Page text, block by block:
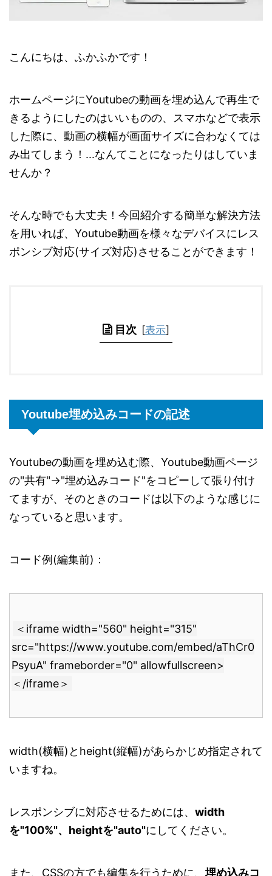
こんにちは、ふかふかです！
ホームページにYoutubeの動画を埋め込んで再生で
きるようにしたのはいいものの、スマホなどで表示
した際に、動画の横幅が画面サイズに合わなくては
み出てしまう！...なんてことになったりはしていま
せんか？
そんな時でも大丈夫！今回紹介する簡単な解決方法
を用いれば、Youtube動画を様々なデバイスにレス
ポンシブ対応(サイズ対応)させることができます！
目次 [表示]
Youtube埋め込みコードの記述
Youtubeの動画を埋め込む際、Youtube動画ページ
の"共有"→"埋め込みコード"をコピーして張り付け
てますが、そのときのコードは以下のような感じに
なっていると思います。
コード例(編集前)：
＜iframe width="560" height="315"
src="https://www.youtube.com/embed/aThCr0
PsyuA" frameborder="0" allowfullscreen>
＜/iframe＞
width(横幅)とheight(縦幅)があらかじめ指定されて
いますね。
レスポンシブに対応させるためには、 width
を"100%"、heightを"auto"にしてください。
また、CSSの方でも編集を行うために、埋め込みコ